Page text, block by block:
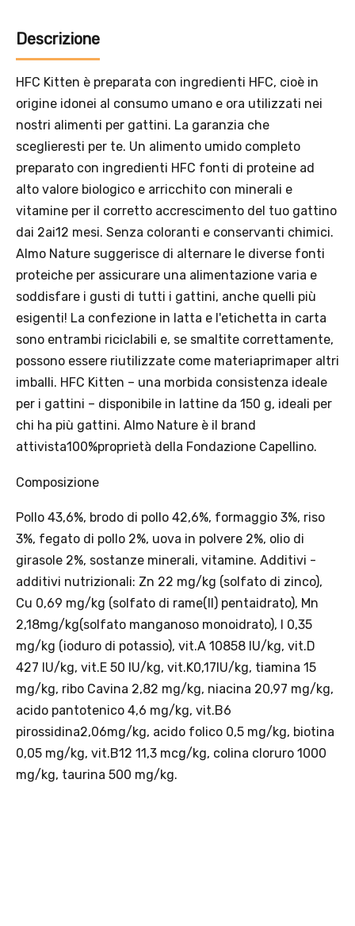
Descrizione
HFC Kitten è preparata con ingredienti HFC, cioè in
origine idonei al consumo umano e ora utilizzati nei
nostri alimenti per gattini. La garanzia che
sceglieresti per te. Un alimento umido completo
preparato con ingredienti HFC fonti di proteine ad
alto valore biologico e arricchito con minerali e
vitamine per il corretto accrescimento del tuo gattino
dai 2ai12 mesi. Senza coloranti e conservanti chimici.
Almo Nature suggerisce di alternare le diverse fonti
proteiche per assicurare una alimentazione varia e
soddisfare i gusti di tutti i gattini, anche quelli più
esigenti! La confezione in latta e l'etichetta in carta
sono entrambi riciclabili e, se smaltite correttamente,
possono essere riutilizzate come materiaprimaper altri
imballi. HFC Kitten – una morbida consistenza ideale
per i gattini – disponibile in lattine da 150 g, ideali per
chi ha più gattini. Almo Nature è il brand
attivista100%proprietà della Fondazione Capellino.
Composizione
Pollo 43,6%, brodo di pollo 42,6%, formaggio 3%, riso
3%, fegato di pollo 2%, uova in polvere 2%, olio di
girasole 2%, sostanze minerali, vitamine. Additivi -
additivi nutrizionali: Zn 22 mg/kg (solfato di zinco),
Cu 0,69 mg/kg (solfato di rame(II) pentaidrato), Mn
2,18mg/kg(solfato manganoso monoidrato), I 0,35
mg/kg (ioduro di potassio), vit.A 10858 IU/kg, vit.D
427 IU/kg, vit.E 50 IU/kg, vit.K0,17IU/kg, tiamina 15
mg/kg, ribo Cavina 2,82 mg/kg, niacina 20,97 mg/kg,
acido pantotenico 4,6 mg/kg, vit.B6
pirossidina2,06mg/kg, acido folico 0,5 mg/kg, biotina
0,05 mg/kg, vit.B12 11,3 mcg/kg, colina cloruro 1000
mg/kg, taurina 500 mg/kg.
sconto, con spedizione tramiteInPost.
Offerta valida solo con consegna InPost, fino al 16
agosto 2026.
Regole dell’offerta
· Sconto: 5% riservato esclusivamente ai prodotti a marchio
· Condizione di validità: lo sconto è applicabile solo se il cliente
· Durata: offerta valida per 2 settimane dal lancio 2–16 agosto 2026 .
offerta, l’intero carrello viene spedito tramite InPost (non più
corriere standard).
· Limite di peso: il carrello spedito con InPost non può superare 25
kg complessivi (peso lordo dei prodotti).
Scopri i prodotti Platinum